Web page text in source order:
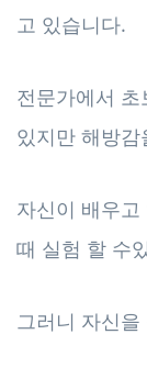
고 있습니다.
전문가에서
있지만 해방
자신이 배우
때 실험 할 수
그러니 자신